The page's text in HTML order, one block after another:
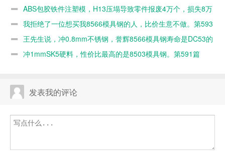
几百个就毛了。第595篇
ABS包胶铁件注塑模，H13压塌导致零件报废4万个，损失8万
元。第594篇
我拒绝了一位想买我8566模具钢的人，比价生意不做。第593
篇 王先生说，冲0.8mm不锈钢，誉辉8566模具钢寿命是DC53的
10倍。第592篇
冲1mmSK5硬料，性价比最高的是8503模具钢。第591篇
发表我的评论